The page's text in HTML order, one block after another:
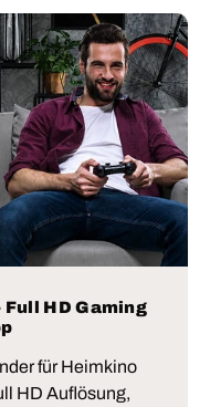
HD Gaming
für Heimkino
HD Auflösung,